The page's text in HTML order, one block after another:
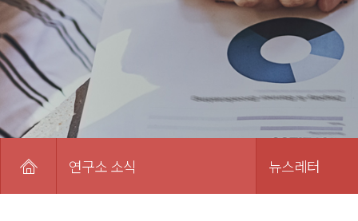
연구소 소식 뉴스레터